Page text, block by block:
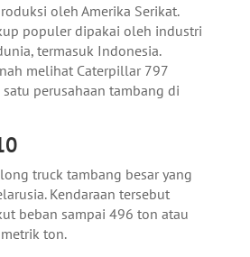
oleh Amerika Serikat.
populer dipakai oleh industri
termasuk Indonesia.
melihat Caterpillar 797
perusahaan tambang di
truck tambang besar yang
Kendaraan tersebut
beban sampai 496 ton atau
ton.